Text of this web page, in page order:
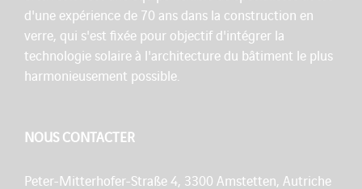
d'une expérience de 70 ans dans la construction en
verre, qui s'est fixée pour objectif d'intégrer la
technologie solaire à l'architecture du bâtiment le plus
harmonieusement possible.
NOUS CONTACTER
Peter-Mitterhofer-Straße 4, 3300 Amstetten, Autriche